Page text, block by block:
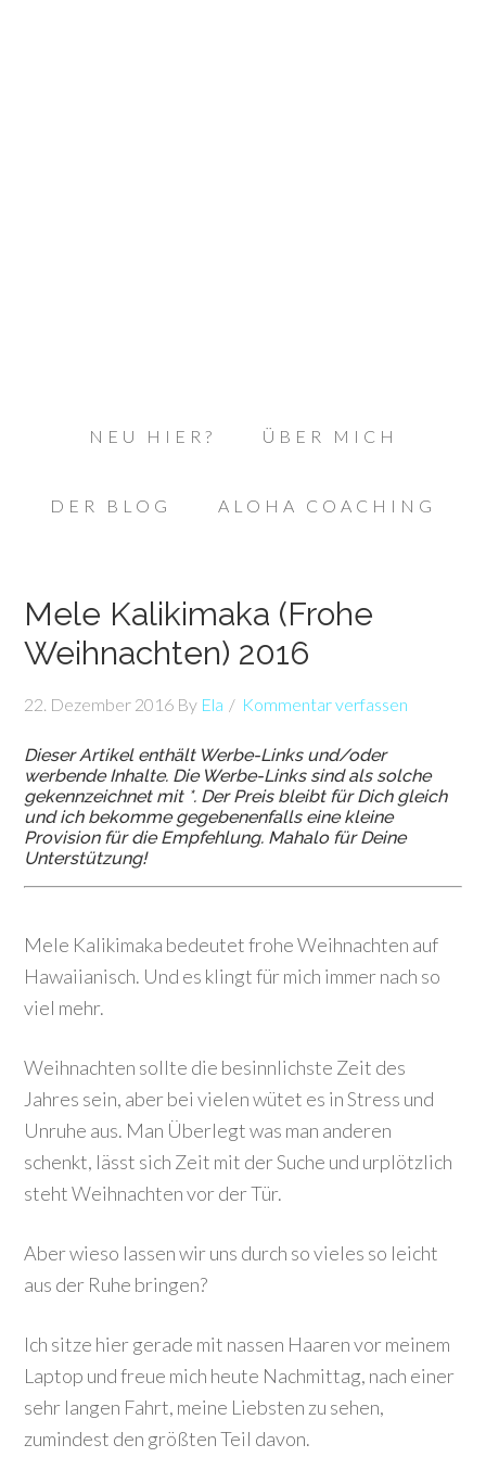
NEU HIER? ÜBER MICH
DER BLOG ALOHA COACHING
Mele Kalikimaka (Frohe
Weihnachten) 2016
22. Dezember 2016 By Ela Kommentar verfassen
Dieser Artikel enthält Werbe-Links und/oder
werbende Inhalte. Die Werbe-Links sind als solche
gekennzeichnet mit *. Der Preis bleibt für Dich gleich
und ich bekomme gegebenenfalls eine kleine
Provision für die Empfehlung. Mahalo für Deine
Unterstützung!
Mele Kalikimaka bedeutet frohe Weihnachten auf
Hawaiianisch. Und es klingt für mich immer nach so
viel mehr.
Weihnachten sollte die besinnlichste Zeit des
Jahres sein, aber bei vielen wütet es in Stress und
Unruhe aus. Man Überlegt was man anderen
schenkt, lässt sich Zeit mit der Suche und urplötzlich
steht Weihnachten vor der Tür.
Aber wieso lassen wir uns durch so vieles so leicht
aus der Ruhe bringen?
Ich sitze hier gerade mit nassen Haaren vor meinem
Laptop und freue mich heute Nachmittag, nach einer
sehr langen Fahrt, meine Liebsten zu sehen,
zumindest den größten Teil davon.